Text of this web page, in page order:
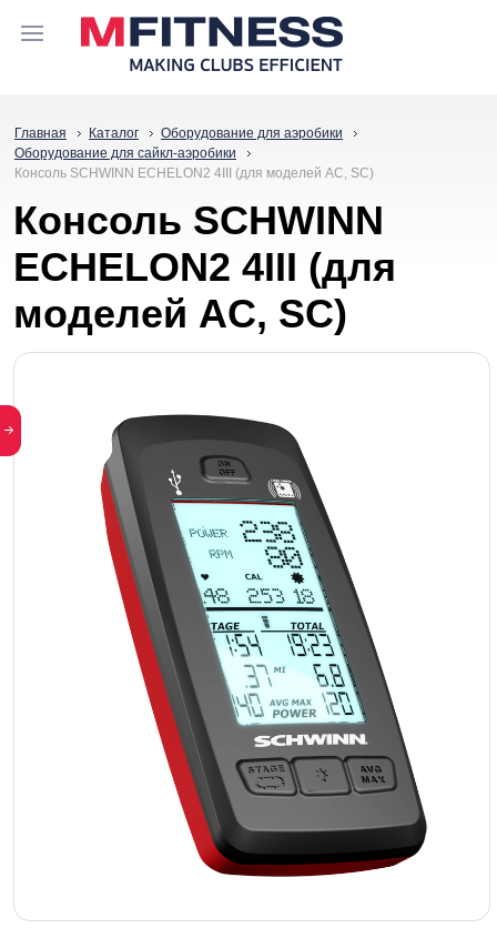
Главная Каталог
Оборудование для аэробики
Оборудование для сайкл-аэробики
Консоль SCHWINN ECHELON2 4III (для моделей AC, SC)
Консоль SCHWINN
ECHELON2 4III (для
моделей AC, SC)